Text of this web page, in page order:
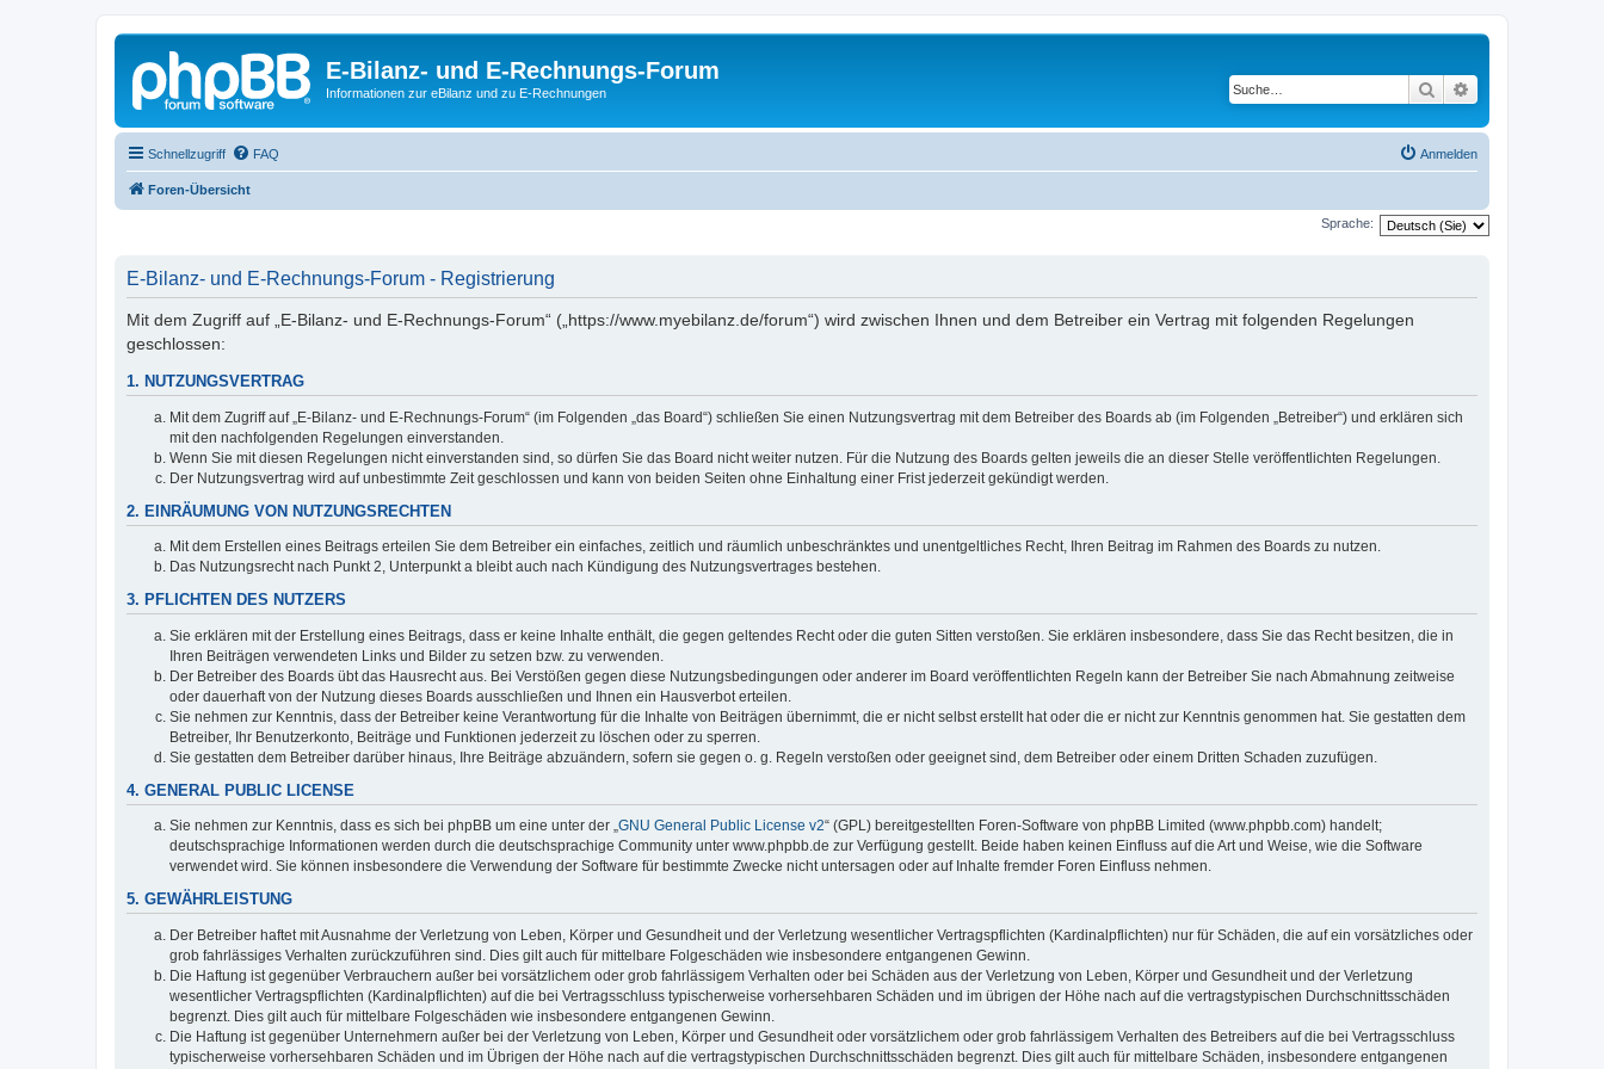
E-Bilanz- und E-Rechnungs-Forum
Informationen zur eBilanz und zu E-Rechnungen Suche
Schnellzugriff FAQ Anmelden
Foren-Übersicht
Sprache:
E-Bilanz- und E-Rechnungs-Forum - Registrierung
Mit dem Zugriff auf „E-Bilanz- und E-Rechnungs-Forum“ („https://www.myebilanz.de/forum“) wird zwischen Ihnen und dem Betreiber ein Vertrag mit folgenden Regelungen
geschlossen:
1. NUTZUNGSVERTRAG
Mit dem Zugriff auf „E-Bilanz- und E-Rechnungs-Forum“ (im Folgenden „das Board“) schließen Sie einen Nutzungsvertrag mit dem Betreiber des Boards ab (im Folgenden „Betreiber“) und erklären sich
mit den nachfolgenden Regelungen einverstanden.
Wenn Sie mit diesen Regelungen nicht einverstanden sind, so dürfen Sie das Board nicht weiter nutzen. Für die Nutzung des Boards gelten jeweils die an dieser Stelle veröffentlichten Regelungen.
Der Nutzungsvertrag wird auf unbestimmte Zeit geschlossen und kann von beiden Seiten ohne Einhaltung einer Frist jederzeit gekündigt werden.
2. EINRÄUMUNG VON NUTZUNGSRECHTEN
Mit dem Erstellen eines Beitrags erteilen Sie dem Betreiber ein einfaches, zeitlich und räumlich unbeschränktes und unentgeltliches Recht, Ihren Beitrag im Rahmen des Boards zu nutzen.
Das Nutzungsrecht nach Punkt 2, Unterpunkt a bleibt auch nach Kündigung des Nutzungsvertrages bestehen.
3. PFLICHTEN DES NUTZERS
Sie erklären mit der Erstellung eines Beitrags, dass er keine Inhalte enthält, die gegen geltendes Recht oder die guten Sitten verstoßen. Sie erklären insbesondere, dass Sie das Recht besitzen, die in
Ihren Beiträgen verwendeten Links und Bilder zu setzen bzw. zu verwenden.
Der Betreiber des Boards übt das Hausrecht aus. Bei Verstößen gegen diese Nutzungsbedingungen oder anderer im Board veröffentlichten Regeln kann der Betreiber Sie nach Abmahnung zeitweise
oder dauerhaft von der Nutzung dieses Boards ausschließen und Ihnen ein Hausverbot erteilen.
Sie nehmen zur Kenntnis, dass der Betreiber keine Verantwortung für die Inhalte von Beiträgen übernimmt, die er nicht selbst erstellt hat oder die er nicht zur Kenntnis genommen hat. Sie gestatten dem
Betreiber, Ihr Benutzerkonto, Beiträge und Funktionen jederzeit zu löschen oder zu sperren.
Sie gestatten dem Betreiber darüber hinaus, Ihre Beiträge abzuändern, sofern sie gegen o. g. Regeln verstoßen oder geeignet sind, dem Betreiber oder einem Dritten Schaden zuzufügen.
4. GENERAL PUBLIC LICENSE
Sie nehmen zur Kenntnis, dass es sich bei phpBB um eine unter der „GNU General Public License v2“ (GPL) bereitgestellten Foren-Software von phpBB Limited (www.phpbb.com) handelt;
deutschsprachige Informationen werden durch die deutschsprachige Community unter www.phpbb.de zur Verfügung gestellt. Beide haben keinen Einfluss auf die Art und Weise, wie die Software
verwendet wird. Sie können insbesondere die Verwendung der Software für bestimmte Zwecke nicht untersagen oder auf Inhalte fremder Foren Einfluss nehmen.
5. GEWÄHRLEISTUNG
Der Betreiber haftet mit Ausnahme der Verletzung von Leben, Körper und Gesundheit und der Verletzung wesentlicher Vertragspflichten (Kardinalpflichten) nur für Schäden, die auf ein vorsätzliches oder
grob fahrlässiges Verhalten zurückzuführen sind. Dies gilt auch für mittelbare Folgeschäden wie insbesondere entgangenen Gewinn.
Die Haftung ist gegenüber Verbrauchern außer bei vorsätzlichem oder grob fahrlässigem Verhalten oder bei Schäden aus der Verletzung von Leben, Körper und Gesundheit und der Verletzung
wesentlicher Vertragspflichten (Kardinalpflichten) auf die bei Vertragsschluss typischerweise vorhersehbaren Schäden und im übrigen der Höhe nach auf die vertragstypischen Durchschnittsschäden
begrenzt. Dies gilt auch für mittelbare Folgeschäden wie insbesondere entgangenen Gewinn.
Die Haftung ist gegenüber Unternehmern außer bei der Verletzung von Leben, Körper und Gesundheit oder vorsätzlichem oder grob fahrlässigem Verhalten des Betreibers auf die bei Vertragsschluss
typischerweise vorhersehbaren Schäden und im Übrigen der Höhe nach auf die vertragstypischen Durchschnittsschäden begrenzt. Dies gilt auch für mittelbare Schäden, insbesondere entgangenen